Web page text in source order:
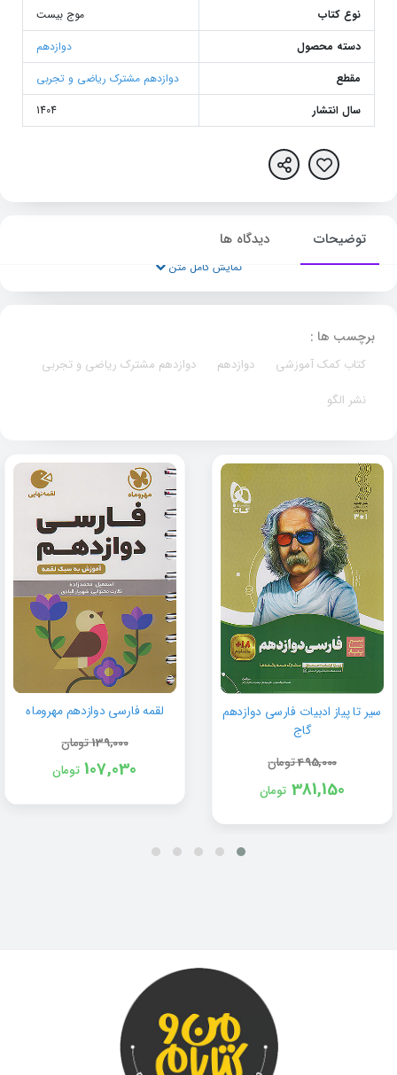
نوع کتاب
موج بیست
دسته محصول
دوازدهم
مقطع
دوازدهم مشترک ریاضی و تجربی
سال انتشار
1404
توضیحات دیدگاه ها
نمایش کامل متن
برچسب ها :
کتاب کمک آموزشی دوازدهم
دوازدهم مشترک ریاضی و تجربی
نشر الگو
سیر تا پیاز ادبیات فارسی دوازدهم
گاج
495,000تومان
381,150 تومان
لقمه فارسی دوازدهم مهروماه
139,000تومان
107,030 تومان